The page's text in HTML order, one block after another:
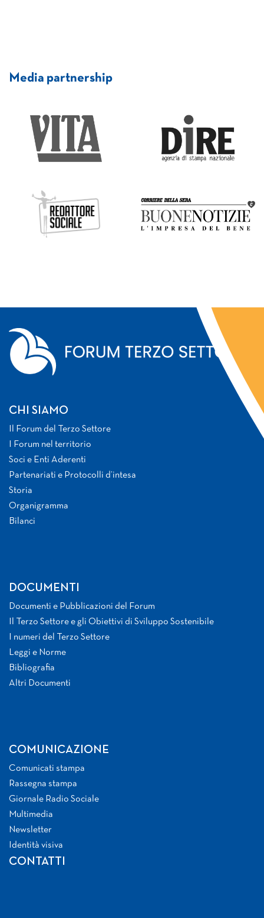
Media partnership
CHI SIAMO
Il Forum del Terzo Settore
I Forum nel territorio
Soci e Enti Aderenti
Partenariati e Protocolli d’intesa
Storia
Organigramma
Bilanci
DOCUMENTI
Documenti e Pubblicazioni del Forum
Il Terzo Settore e gli Obiettivi di Sviluppo Sostenibile
I numeri del Terzo Settore
Leggi e Norme
Bibliografia
Altri Documenti
COMUNICAZIONE
Comunicati stampa
Rassegna stampa
Giornale Radio Sociale
Multimedia
Newsletter
Identità visiva
CONTATTI